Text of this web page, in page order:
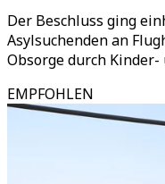
Der Beschluss ging
Asylsuchenden an
Obsorge durch
EMPFOHLEN